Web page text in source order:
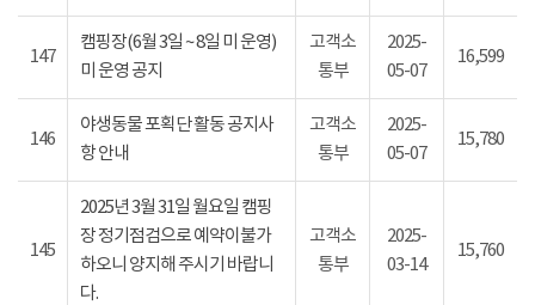
147
캠핑장(6월 3일 ~ 8일 미 운영)
미 운영 공지
고객소
통부
2025-
05-07
16,599
146
야생동물 포획단 활동 공지사
항 안내
고객소
통부
2025-
05-07
15,780
145
2025년 3월 31일 월요일 캠핑
장 정기점검으로 예약이불가
하오니 양지해 주시기 바랍니
다.
고객소
통부
2025-
03-14
15,760